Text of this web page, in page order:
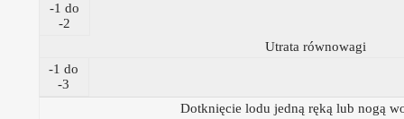
-1 do
-2
Utrata równowagi
-1 do
-3
Dotknięcie lodu jedną ręką lub nogą